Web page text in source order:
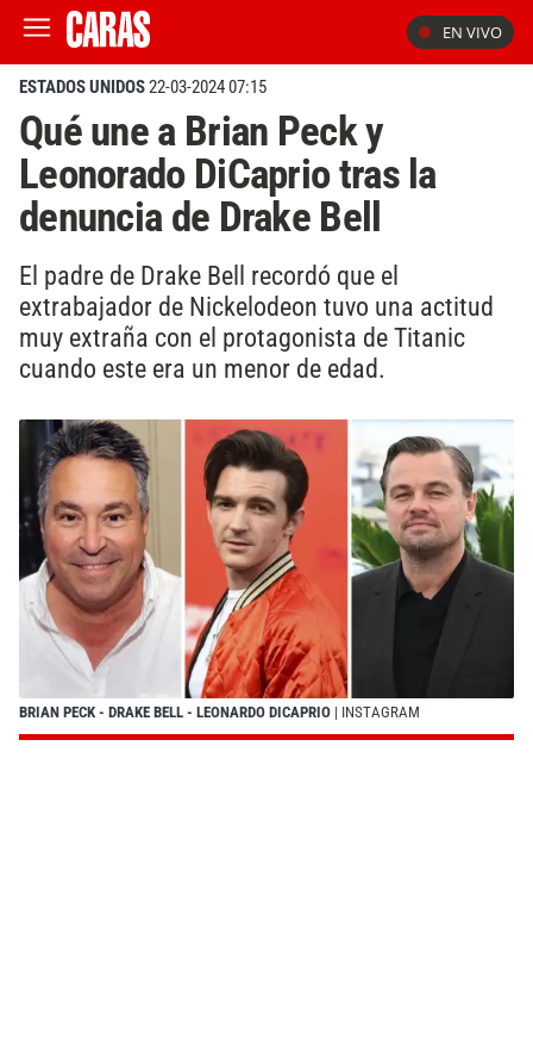
EN VIVO
ESTADOS UNIDOS22-03-2024 07:15
Qué une a Brian Peck y
Leonorado DiCaprio tras la
denuncia de Drake Bell
El padre de Drake Bell recordó que el
extrabajador de Nickelodeon tuvo una actitud
muy extraña con el protagonista de Titanic
cuando este era un menor de edad.
BRIAN PECK - DRAKE BELL - LEONARDO DICAPRIO | INSTAGRAM